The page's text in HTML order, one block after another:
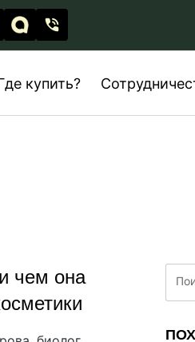
купить?
чем она